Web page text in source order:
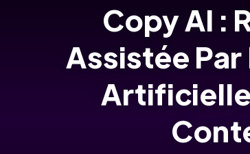
Copy AI :
Assistée
Artificielle